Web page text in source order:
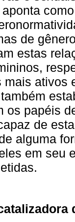
de
estas
mais ativos
os papéis
de
alguma
em seu